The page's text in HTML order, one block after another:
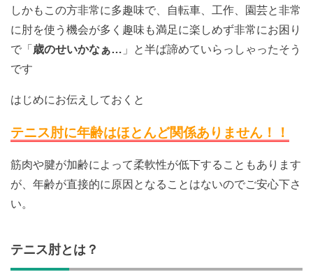
しかもこの方非常に多趣味で、自転車、工作、園芸と非常
に肘を使う機会が多く趣味も満足に楽しめず非常にお困り
で「 歳のせいかなぁ… 」と半ば諦めていらっしゃったそう
です
はじめにお伝えしておくと
テニス肘に年齢はほとんど関係ありません！！
筋肉や腱が加齢によって柔軟性が低下することもあります
が、年齢が直接的に原因となることはないのでご安心下さ
い。
テニス肘とは？